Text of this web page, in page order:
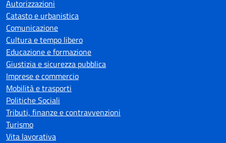
Autorizzazioni
Catasto e urbanistica
Comunicazione
Cultura e tempo libero
Educazione e formazione
Giustizia e sicurezza pubblica
Imprese e commercio
Mobilità e trasporti
Politiche Sociali
Tributi, finanze e contravvenzioni
Turismo
Vita lavorativa